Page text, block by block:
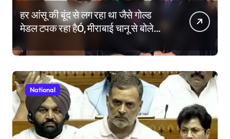
हर आंसू की बूंद से लग रहा था जैसे गोल्ड
मेडल टपक रहा हैÓ, मीराबाई चानू से बोले
National